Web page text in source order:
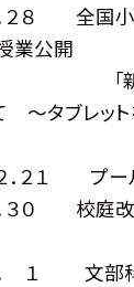
全国小学
業公開
指
〜タブレッ
ール下
校庭改修
文部科学